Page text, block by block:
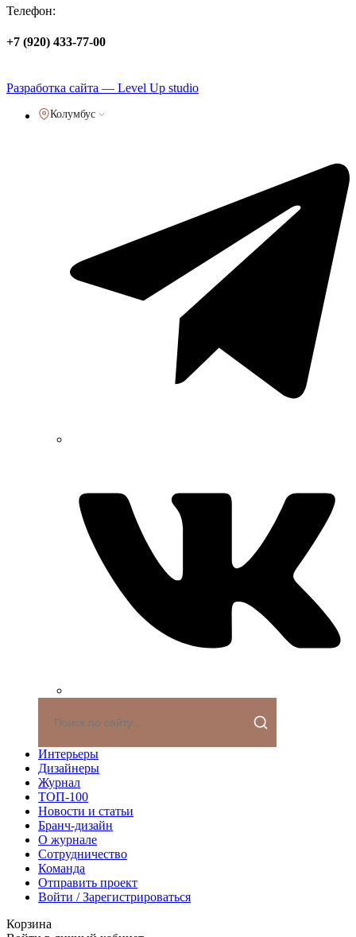
Телефон:
+7 (920) 433-77-00
Разработка сайта — Level Up studio
Колумбус
Интерьеры
Дизайнеры
Журнал
ТОП-100
Новости и статьи
Бранч-дизайн
О журнале
Сотрудничество
Команда
Отправить проект
Войти / Зарегистрироваться
Корзина